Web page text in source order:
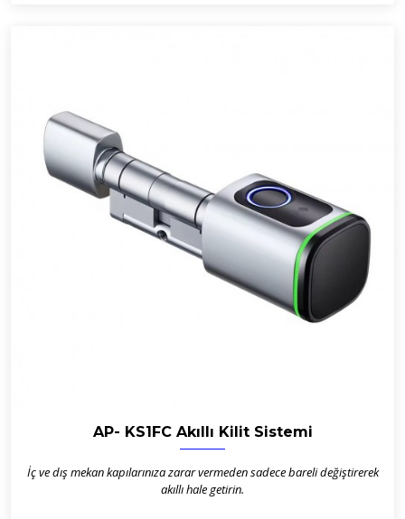
AP- KS1FC Akıllı Kilit Sistemi
İç ve dış mekan kapılarınıza zarar vermeden sadece bareli değiştirerek
akıllı hale getirin.